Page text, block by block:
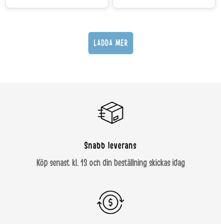
LADDA MER
Snabb leverans
Köp senast kl. 13 och din beställning skickas idag